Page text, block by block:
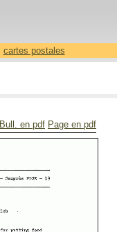
cartes postales
Bull. en pdf Page en pdf